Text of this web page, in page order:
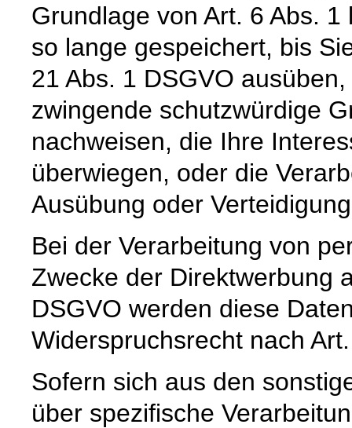
Grundlage von Art. 6 Abs.
so lange gespeichert, bis
21 Abs. 1 DSGVO
zwingende schutzwürdige
nachweisen, die Ihre
überwiegen, oder die
Ausübung oder
Bei der Verarbeitung von
Zwecke der Direktwerbung
DSGVO werden diese
Widerspruchsrecht nach
Sofern sich aus den
über spezifische